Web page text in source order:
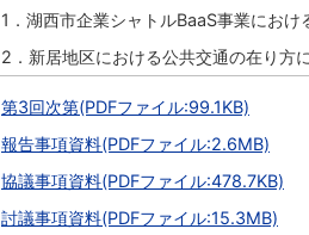
1．湖西市企業シャトルBaaS事業にお
2．新居地区における公共交通の在り方
第3回次第(PDFファイル:99.1KB)
報告事項資料(PDFファイル:2.6MB)
協議事項資料(PDFファイル:478.7KB)
討議事項資料(PDFファイル:15.3MB)